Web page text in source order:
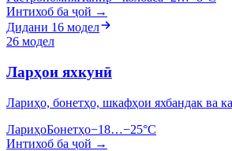
Интихоб ба ҷой →
Дидани 16 модел
26 модел
Ларҳои яхкунӣ
Лариҳо, бонетҳо, шкафҳои яхбандак ва
ЛариҳоБонетҳо−18…−25°C
Интихоб ба ҷой →